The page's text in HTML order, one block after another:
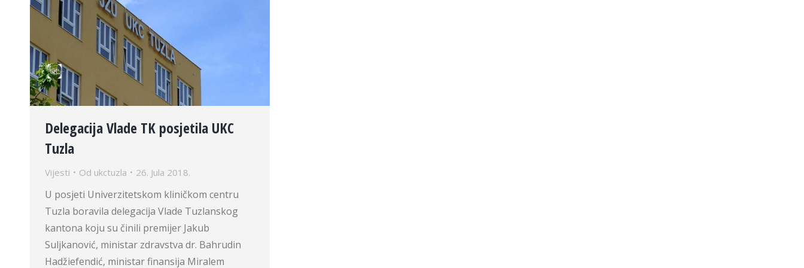
Delegacija Vlade TK posjetila UKC
Tuzla
Vijesti Od ukctuzla 26. Jula 2018.
U posjeti Univerzitetskom kliničkom centru
Tuzla boravila delegacija Vlade Tuzlanskog
kantona koju su činili premijer Jakub
Suljkanović, ministar zdravstva dr. Bahrudin
Hadžiefendić, ministar finansija Miralem